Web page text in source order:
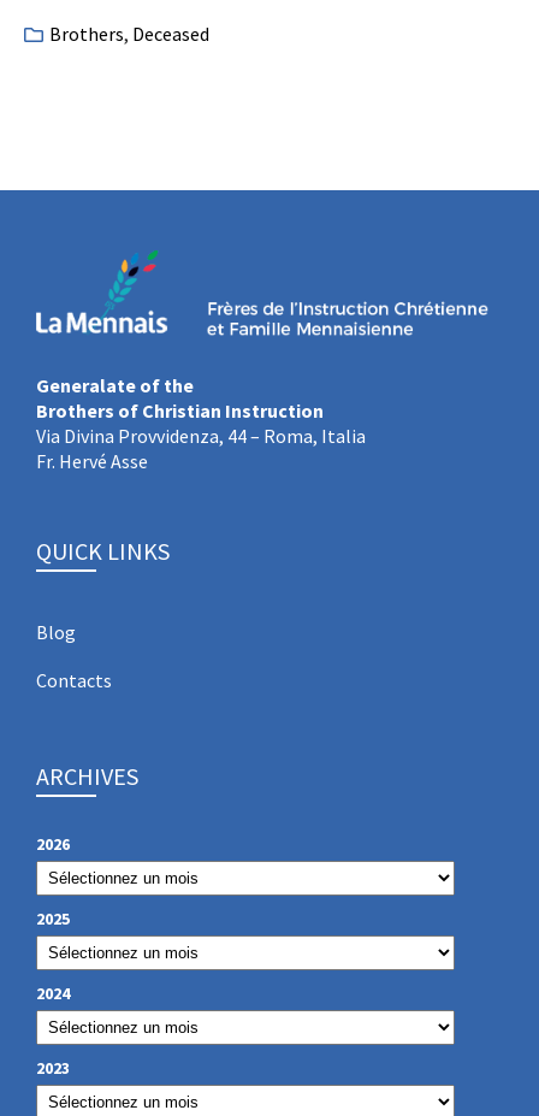
Brothers, Deceased
Generalate of the
Brothers of Christian Instruction
Via Divina Provvidenza, 44 – Roma, Italia
Fr. Hervé Asse
QUICK LINKS
Blog
Contacts
ARCHIVES
2026
2025
2024
2023